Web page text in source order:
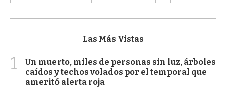
Las Más Vistas
1
Un muerto, miles de personas sin luz, árboles
caídos y techos volados por el temporal que
ameritó alerta roja